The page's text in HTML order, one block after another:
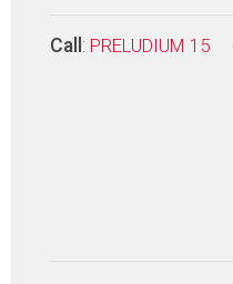
Call : PRELUDIUM 15